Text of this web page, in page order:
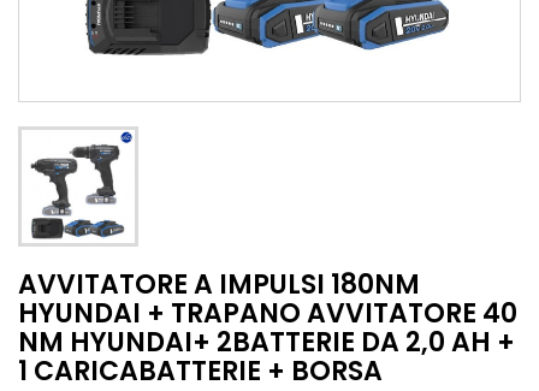
AVVITATORE A IMPULSI 180NM
HYUNDAI + TRAPANO AVVITATORE 40
NM HYUNDAI+ 2BATTERIE DA 2,0 AH +
1 CARICABATTERIE + BORSA